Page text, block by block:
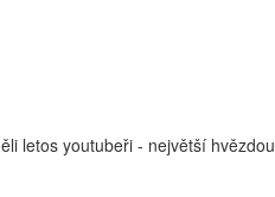
letos youtubeři - největší hvězdou